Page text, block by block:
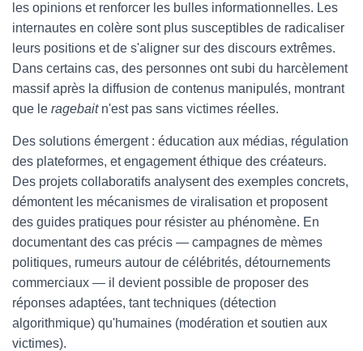
les opinions et renforcer les bulles informationnelles. Les
internautes en colère sont plus susceptibles de radicaliser
leurs positions et de s'aligner sur des discours extrêmes.
Dans certains cas, des personnes ont subi du harcèlement
massif après la diffusion de contenus manipulés, montrant
que le ragebaitn'est pas sans victimes réelles.
Des solutions émergent : éducation aux médias, régulation
des plateformes, et engagement éthique des créateurs.
Des projets collaboratifs analysent des exemples concrets,
démontent les mécanismes de viralisation et proposent
des guides pratiques pour résister au phénomène. En
documentant des cas précis — campagnes de mèmes
politiques, rumeurs autour de célébrités, détournements
commerciaux — il devient possible de proposer des
réponses adaptées, tant techniques (détection
algorithmique) qu'humaines (modération et soutien aux
victimes).